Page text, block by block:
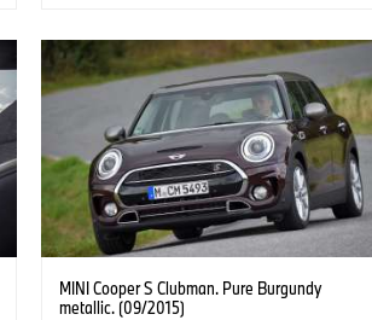
MINI Cooper S Clubman. Pure Burgundy
metallic. (09/2015)